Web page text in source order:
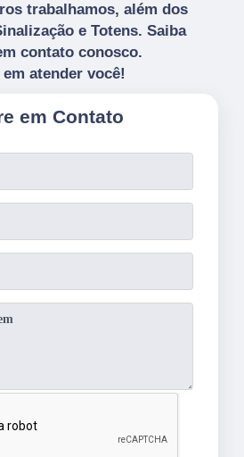
trabalhamos, além dos
e Totens. Saiba
contato conosco.
atender você!
em Contato